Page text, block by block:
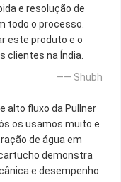
e resolução de
todo o processo.
este produto e o
clientes na Índia.
—— Shubh
alto fluxo da Pullner
os usamos muito e
de água em
demonstra
e desempenho